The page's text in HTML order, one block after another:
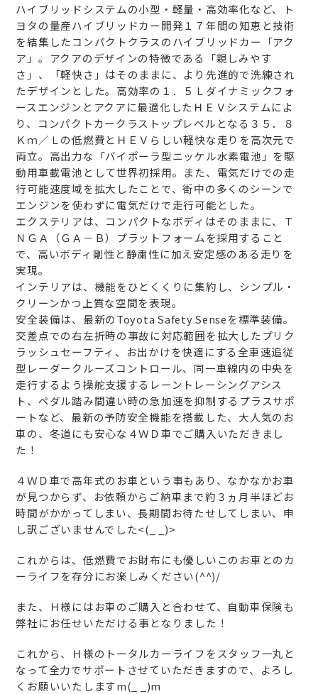
ハイブリッドシステムの小型・軽量・高効率化など、ト
ヨタの量産ハイブリッドカー開発１７年間の知恵と技術
を結集したコンパクトクラスのハイブリッドカー「アク
ア」。アクアのデザインの特徴である「親しみやす
さ」、「軽快さ」はそのままに、より先進的で洗練され
たデザインとした。高効率の１．５Ｌダイナミックフォ
ースエンジンとアクアに最適化したＨＥＶシステムによ
り、コンパクトカークラストップレベルとなる３５．８
Ｋｍ／Ｌの低燃費とＨＥＶらしい軽快な走りを高次元で
両立。高出力な「バイポーラ型ニッケル水素電池」を駆
動用車載電池として世界初採用。また、電気だけでの走
行可能速度域を拡大したことで、街中の多くのシーンで
エンジンを使わずに電気だけで走行可能とした。
エクステリアは、コンパクトなボディはそのままに、Ｔ
ＮＧＡ（ＧＡ－Ｂ）プラットフォームを採用すること
で、高いボディ剛性と静粛性に加え安定感のある走りを
実現。
インテリアは、機能をひとくくりに集約し、シンプル・
クリーンかつ上質な空間を表現。
安全装備は、最新のToyota Safety Senseを標準装備。
交差点での右左折時の事故に対応範囲を拡大したプリク
ラッシュセーフティ、お出かけを快適にする全車速追従
型レーダークルーズコントロール、同一車線内の中央を
走行するよう操舵支援するレーントレーシングアシス
ト、ペダル踏み間違い時の急加速を抑制するプラスサポ
ートなど、最新の予防安全機能を搭載した、大人気のお
車の、冬道にも安心な４ＷＤ車でご購入いただきまし
た！
４ＷＤ車で高年式のお車という事もあり、なかなかお車
が見つからず、お依頼からご納車まで約３ヵ月半ほどお
時間がかかってしまい、長期間お待たせしてしまい、申
し訳ございませんでした<(_ _)>
これからは、低燃費でお財布にも優しいこのお車とのカ
ーライフを存分にお楽しみください(^^)/
また、Ｈ様にはお車のご購入と合わせて、自動車保険も
弊社にお任せいただける事となりました！
これから、Ｈ様のトータルカーライフをスタッフ一丸と
なって全力でサポートさせていただきますので、よろし
くお願いいたしますm(_ _)m